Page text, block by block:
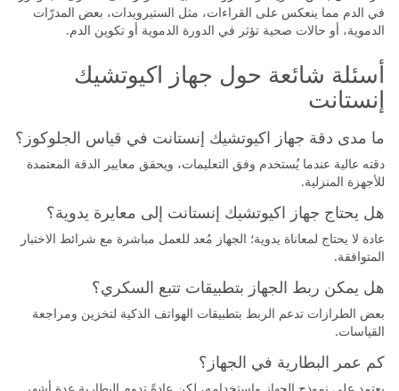
في الدم مما ينعكس على القراءات، مثل الستيرويدات، بعض المدرّات
الدموية، أو حالات صحية تؤثر في الدورة الدموية أو تكوين الدم.
أسئلة شائعة حول جهاز اكيوتشيك
إنستانت
ما مدى دقة جهاز اكيوتشيك إنستانت في قياس الجلوكوز؟
دقته عالية عندما يُستخدم وفق التعليمات، ويحقق معايير الدقة المعتمدة
للأجهزة المنزلية.
هل يحتاج جهاز اكيوتشيك إنستانت إلى معايرة يدوية؟
عادة لا يحتاج لمعاناة يدوية؛ الجهاز مُعد للعمل مباشرة مع شرائط الاختبار
المتوافقة.
هل يمكن ربط الجهاز بتطبيقات تتبع السكري؟
بعض الطرازات تدعم الربط بتطبيقات الهواتف الذكية لتخزين ومراجعة
القياسات.
كم عمر البطارية في الجهاز؟